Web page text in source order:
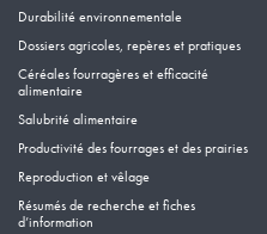
Durabilité environnementale
Dossiers agricoles, repères et pratiques
Céréales fourragères et efficacité
alimentaire
Salubrité alimentaire
Productivité des fourrages et des prairies
Reproduction et vêlage
Résumés de recherche et fiches
d’information